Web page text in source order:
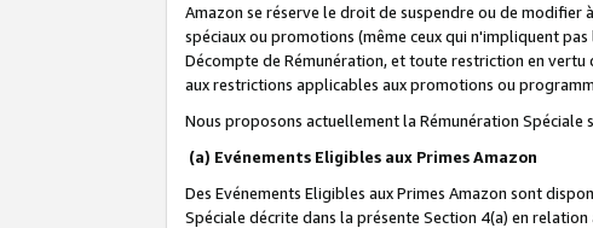
Amazon se réserve le droit de suspendre ou de
spéciaux ou promotions (même ceux qui n'impliquent
Décompte de Rémunération, et toute restriction en
aux restrictions applicables aux promotions ou
Nous proposons actuellement la Rémunération Spéciale
(a) Evénements Eligibles aux Primes Amazon
Des Evénements Eligibles aux Primes Amazon sont
Spéciale décrite dans la présente Section 4(a) en relation